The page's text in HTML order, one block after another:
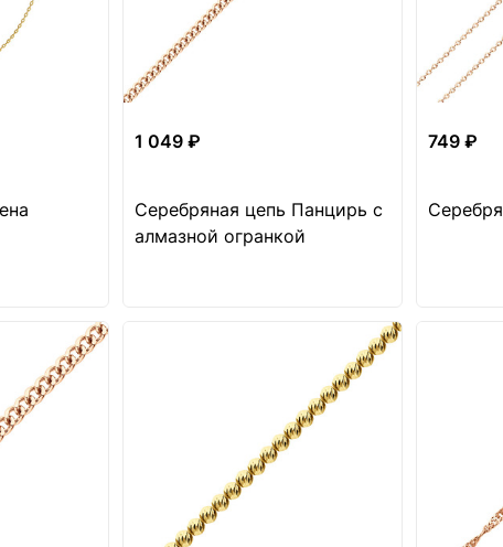
1 049 ₽
Серебряная цепь Панцирь с
алмазной огранкой
749 ₽